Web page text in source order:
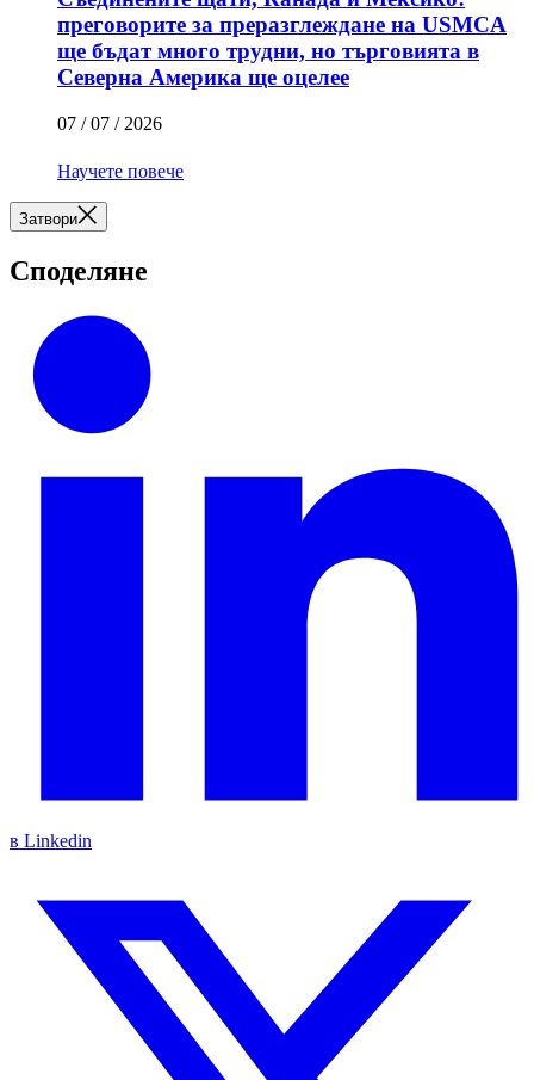
преговорите за преразглеждане на USMCA
ще бъдат много трудни, но търговията в
Северна Америка ще оцелее
07 / 07 / 2026
Научете повече
Затвори
Споделяне
в Linkedin